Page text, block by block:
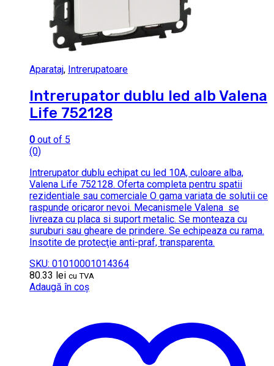
Aparataj, Intrerupatoare
Intrerupator dublu led alb Valena
Life 752128
0 out of 5
(0)
Intrerupator dublu echipat cu led 10A, culoare alba,
Valena Life 752128. Oferta completa pentru spatii
rezidentiale sau comerciale O gama variata de solutii ce
raspunde oricaror nevoi. Mecanismele Valena se
livreaza cu placa si suport metalic. Se monteaza cu
suruburi sau gheare de prindere. Se echipeaza cu rama.
Insotite de protecţie anti-praf, transparenta.
SKU: 01010001014364
80.33 lei cu TVA
Adaugă în coș